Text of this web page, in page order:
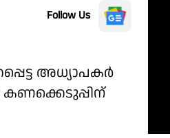
Follow Us
അധ്യാപകർ
കണക്കെടുപ്പിന്